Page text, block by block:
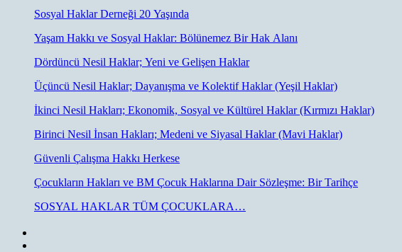
Sosyal Haklar Derneği 20 Yaşında
Yaşam Hakkı ve Sosyal Haklar: Bölünemez Bir Hak Alanı
Dördüncü Nesil Haklar; Yeni ve Gelişen Haklar
Üçüncü Nesil Haklar; Dayanışma ve Kolektif Haklar (Yeşil Haklar)
İkinci Nesil Hakları; Ekonomik, Sosyal ve Kültürel Haklar (Kırmızı Haklar)
Birinci Nesil İnsan Hakları; Medeni ve Siyasal Haklar (Mavi Haklar)
Güvenli Çalışma Hakkı Herkese
Çocukların Hakları ve BM Çocuk Haklarına Dair Sözleşme: Bir Tarihçe
SOSYAL HAKLAR TÜM ÇOCUKLARA…